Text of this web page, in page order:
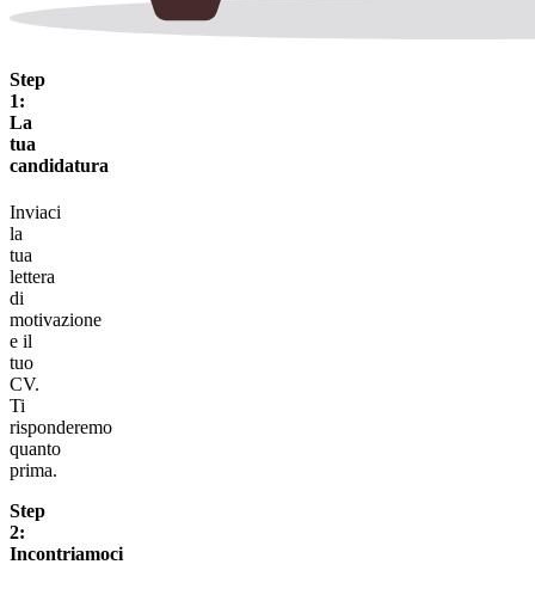
Step
1:
La
tua
candidatura
Inviaci
la
tua
lettera
di
motivazione
e il
tuo
CV.
Ti
risponderemo
quanto
prima.
Step
2:
Incontriamoci